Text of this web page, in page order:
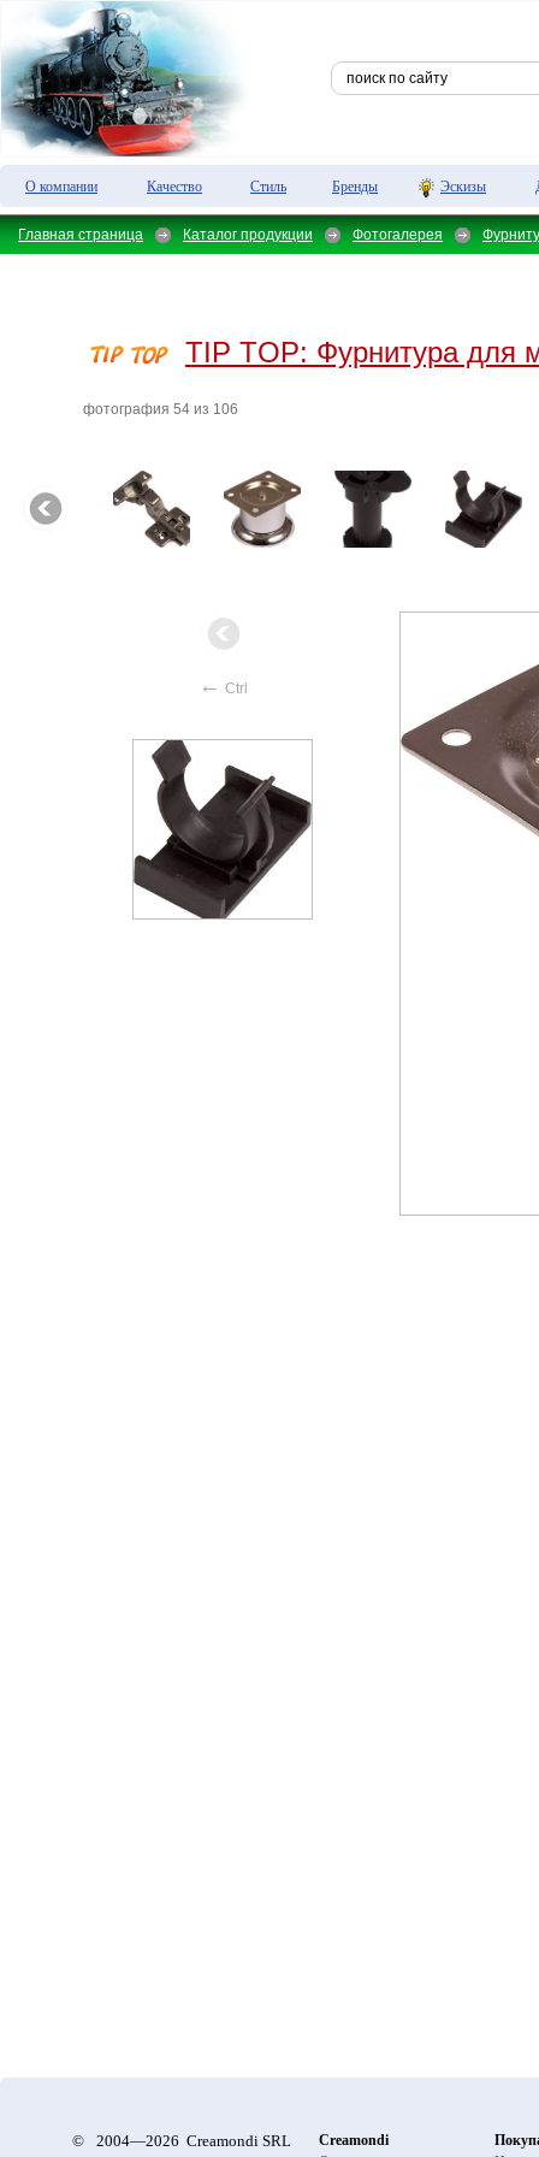
О компании Качество Стиль Бренды Эскизы
Главная страница Каталог продукции Фотогалерея
TIP TOP: Фурнитура для
фотография 54 из 106
← Ctrl
© 2004—2026 Creamondi SRL
Creamondi